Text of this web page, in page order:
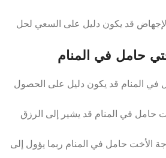
الإجهاض قد يكون دليل على السعي لحل
حامل في المنام
في المنام قد يكون دليل على الحصول
حامل في المنام قد يشير إلى الرزق
الأخت حامل في المنام ربما يؤول إلى